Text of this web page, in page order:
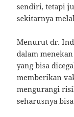
sendiri, tetapi
sekitarnya
Menurut dr.
dalam
yang bisa
memberikan
mengurangi
seharusnya